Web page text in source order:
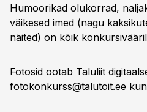
Humoorikad olukorrad,
väikesed imed (nagu
näited) on kõik
Fotosid ootab Taluliit
fotokonkurss@talutoit.ee